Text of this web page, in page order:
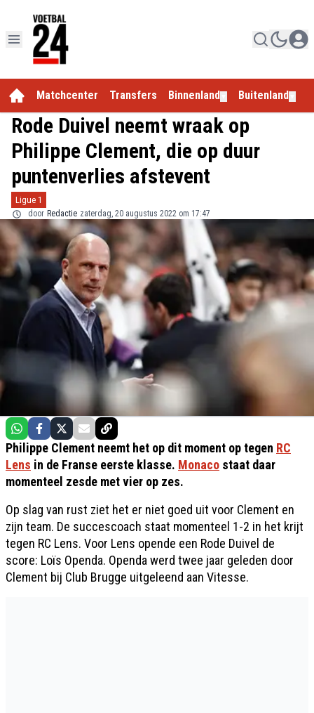
Matchcenter Transfers Binnenland Buitenland
Rode Duivel neemt wraak op
Philippe Clement, die op duur
puntenverlies afstevent
Ligue 1
door Redactie zaterdag, 20 augustus 2022 om 17:47
Philippe Clement neemt het op dit moment op tegen RC
Lens in de Franse eerste klasse. Monaco staat daar
momenteel zesde met vier op zes.
Op slag van rust ziet het er niet goed uit voor Clement en
zijn team. De succescoach staat momenteel 1-2 in het krijt
tegen RC Lens. Voor Lens opende een Rode Duivel de
score: Loïs Openda. Openda werd twee jaar geleden door
Clement bij Club Brugge uitgeleend aan Vitesse.